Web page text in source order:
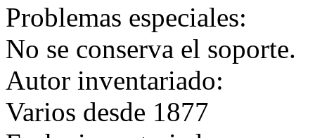
Problemas especiales:
No se conserva el soporte.
Autor inventariado:
Varios desde 1877